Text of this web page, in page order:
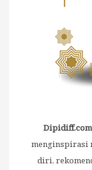
Dipidiff.com
menginspirasi
diri,